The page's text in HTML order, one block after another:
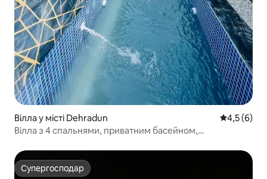
Вілла у місті Dehradun Середня
4,5 (6)
Вілла з 4 спальнями, приватним басейном,
Супергосподар
Супергосподар